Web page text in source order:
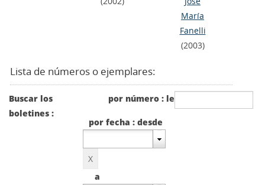
María
Fanelli
(2003)
Lista de números o ejemplares:
Buscar los
boletines :
por número : le
por fecha : desde
a